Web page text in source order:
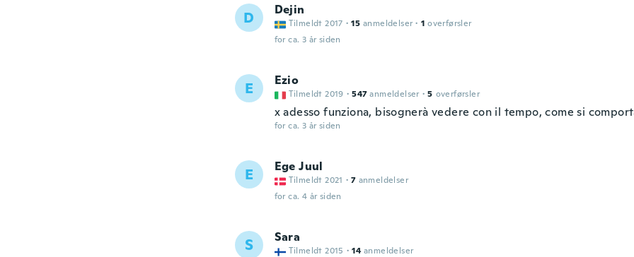
D Dejin
Tilmeldt 2017 · 15 anmeldelser · 1 overførsler
for ca. 3 år siden
E Ezio
Tilmeldt 2019 · 547 anmeldelser · 5 overførsler
x adesso funziona, bisognerà vedere con il tempo, come si
for ca. 3 år siden
E Ege Juul
Tilmeldt 2021 · 7 anmeldelser
for ca. 4 år siden
S Sara
Tilmeldt 2015 · 14 anmeldelser